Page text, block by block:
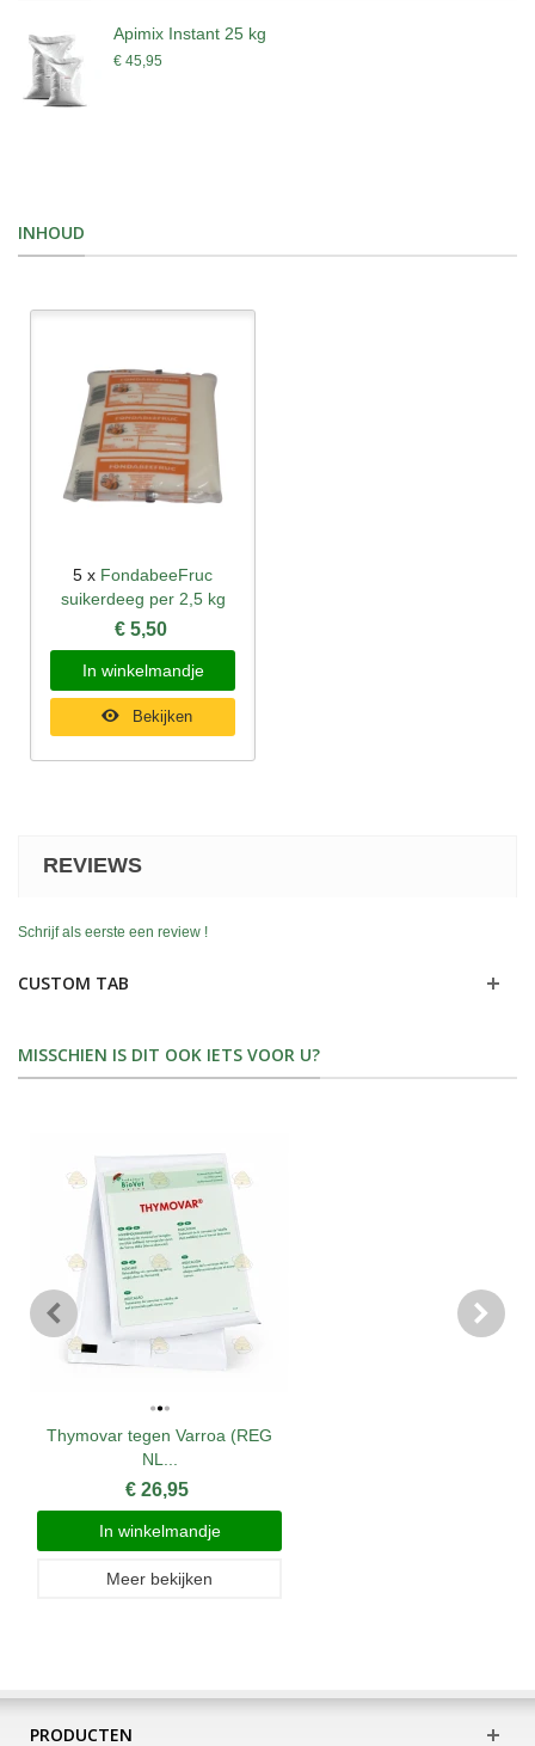
Apimix Instant 25 kg
€ 45,95
INHOUD
5 x FondabeeFruc
suikerdeeg per 2,5 kg
€ 5,50
In winkelmandje
Bekijken
REVIEWS
Schrijf als eerste een review !
CUSTOM TAB
MISSCHIEN IS DIT OOK IETS VOOR U?
Thymovar tegen Varroa (REG
NL...
€ 26,95
In winkelmandje
Meer bekijken
PRODUCTEN